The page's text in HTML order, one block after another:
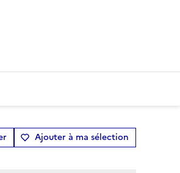
Ajouter à ma sélection